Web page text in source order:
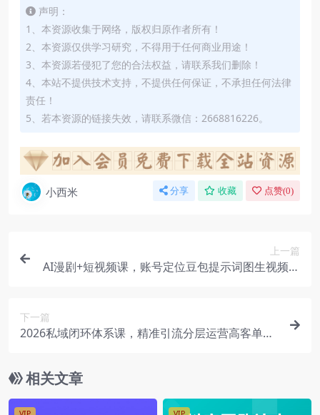
声明：
1、本资源收集于网络，版权归原作者所有！
2、本资源仅供学习研究，不得用于任何商业用途！
3、本资源若侵犯了您的合法权益，请联系我们删除！
4、本站不提供技术支持，不提供任何保证，不承担任何法律
责任！
5、若本资源的链接失效，请联系微信：2668816226。
小西米 分享 收藏 点赞(0)
上一篇
AI漫剧+短视频课，账号定位豆包提示词图生视频首
下一篇
2026私域闭环体系课，精准引流分层运营高客单成
相关文章